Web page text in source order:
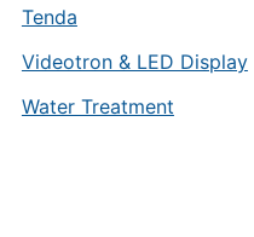
Tenda
Videotron & LED Display
Water Treatment